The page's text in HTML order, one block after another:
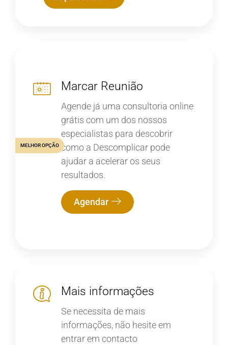
Marcar Reunião
Agende já uma consultoria online
grátis com um dos nossos
especialistas para descobrir
como a Descomplicar pode
ajudar a acelerar os seus
resultados.
Agendar
MELHOR OPÇÃO
Mais informações
Se necessita de mais
informações, não hesite em
entrar em contacto